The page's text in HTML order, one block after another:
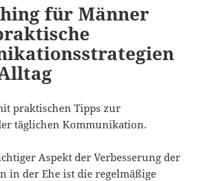
für Männer
praktischen Tipps zur
täglichen Kommunikation.
Aspekt der Verbesserung der
in der Ehe ist die regelmäßige